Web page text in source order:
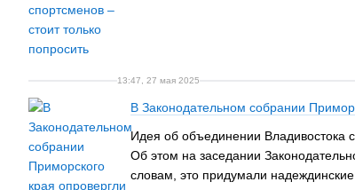
13:47, 27 мая 2025
В Законодательном собрании
Идея об объединении Владивостока
Об этом на заседании
словам, это придумали